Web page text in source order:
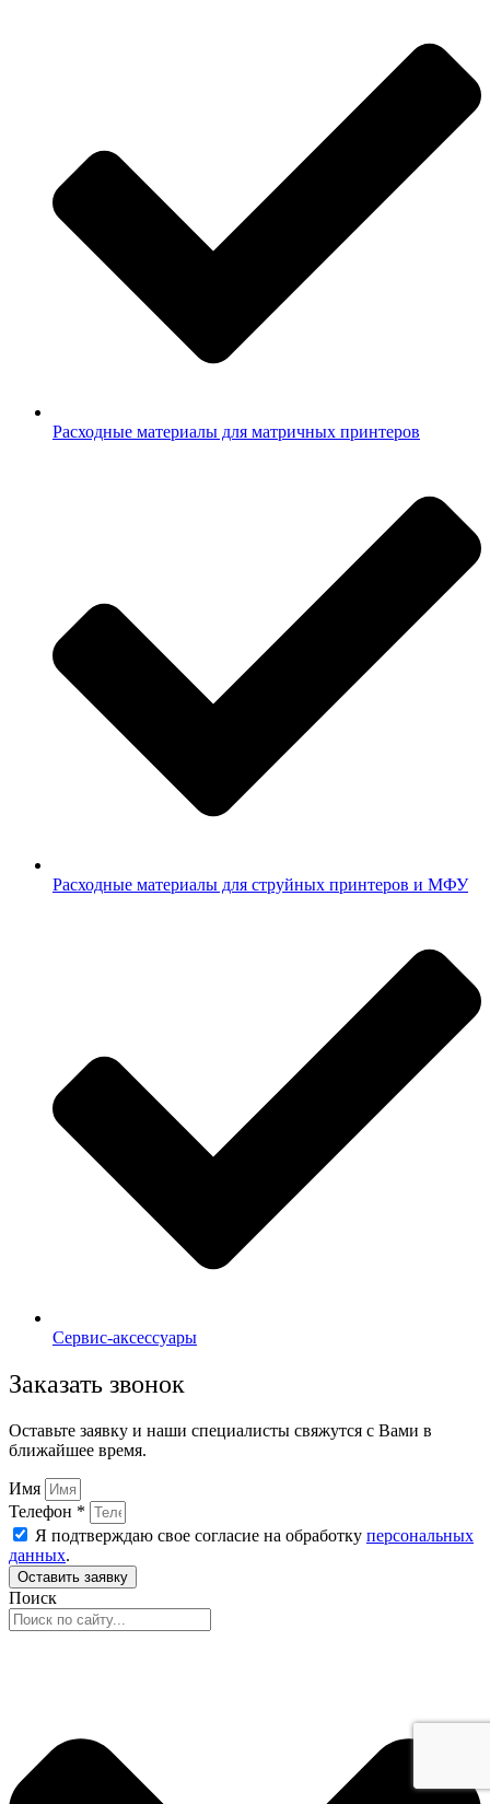
Расходные материалы для матричных принтеров
Расходные материалы для струйных принтеров и МФУ
Сервис-аксессуары
Заказать звонок
Оставьте заявку и наши специалисты свяжутся с Вами в
ближайшее время.
Имя
Телефон *
Я подтверждаю свое согласие на обработку персональных
данных.
Оставить заявку
Поиск